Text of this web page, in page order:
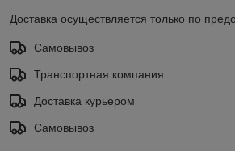
Доставка осуществляется только по
Самовывоз
Транспортная компания
Доставка курьером
Самовывоз